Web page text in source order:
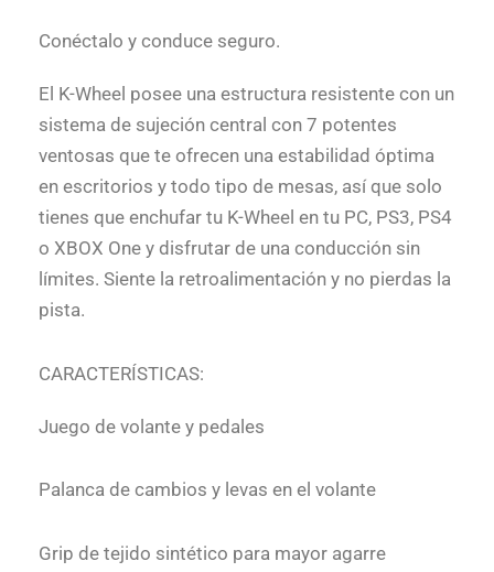
Conéctalo y conduce seguro.
El K-Wheel posee una estructura resistente con un
sistema de sujeción central con 7 potentes
ventosas que te ofrecen una estabilidad óptima
en escritorios y todo tipo de mesas, así que solo
tienes que enchufar tu K-Wheel en tu PC, PS3, PS4
o XBOX One y disfrutar de una conducción sin
límites. Siente la retroalimentación y no pierdas la
pista.
CARACTERÍSTICAS:
Juego de volante y pedales
Palanca de cambios y levas en el volante
Grip de tejido sintético para mayor agarre